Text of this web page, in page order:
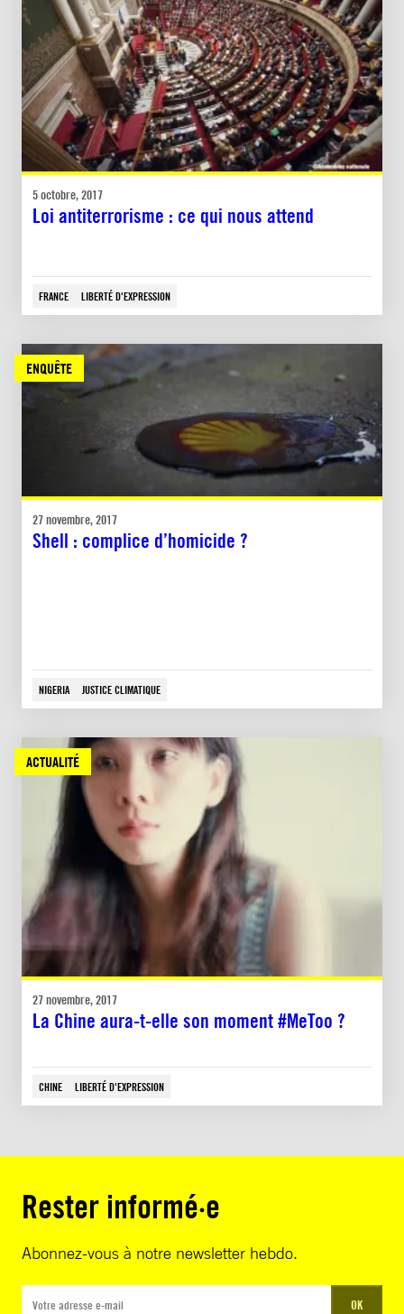
5 octobre, 2017
Loi antiterrorisme : ce qui nous attend
FRANCE LIBERTÉ D'EXPRESSION
ENQUÊTE
27 novembre, 2017
Shell : complice d’homicide ?
NIGERIA JUSTICE CLIMATIQUE
ACTUALITÉ
27 novembre, 2017
La Chine aura-t-elle son moment #MeToo ?
CHINE LIBERTÉ D'EXPRESSION
Rester informé·e
Abonnez-vous à notre newsletter hebdo.
OK